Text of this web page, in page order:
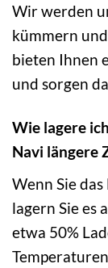
Wir werden
kümmern
bieten Ihnen
und sorgen
Wie lagere
Navi längere
Wenn Sie
lagern Sie es
etwa 50%